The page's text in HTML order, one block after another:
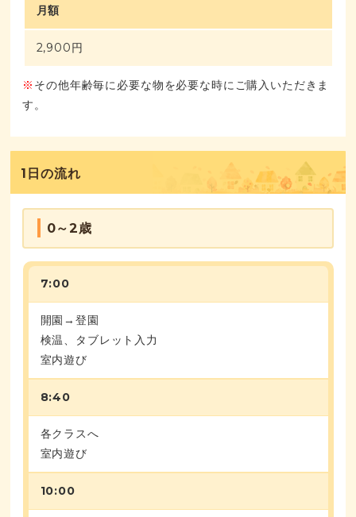
月額
2,900円
※ その他年齢毎に必要な物を必要な時にご購入いただきま
す。
1日の流れ
0～2歳
7:00
開園→登園
検温、タブレット入力
室内遊び
8:40
各クラスへ
室内遊び
10:00